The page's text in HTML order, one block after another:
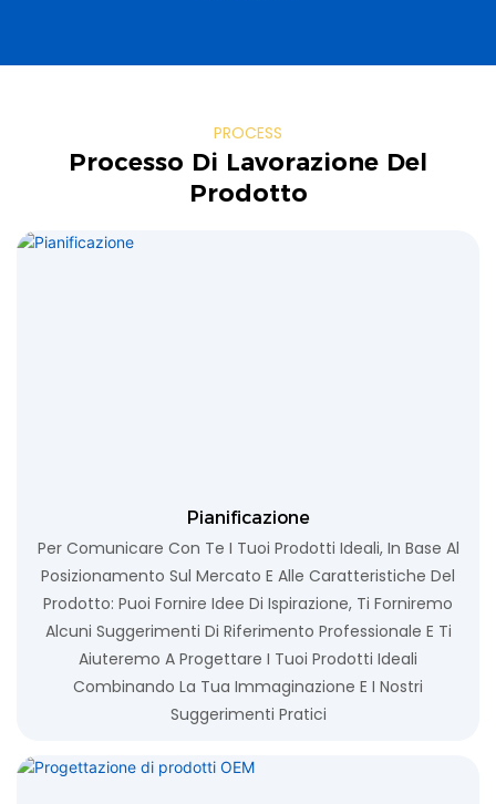
PROCESS
Processo Di Lavorazione Del
Prodotto
Pianificazione
Per Comunicare Con Te I Tuoi Prodotti Ideali, In Base Al
Posizionamento Sul Mercato E Alle Caratteristiche Del
Prodotto: Puoi Fornire Idee Di Ispirazione, Ti Forniremo
Alcuni Suggerimenti Di Riferimento Professionale E Ti
Aiuteremo A Progettare I Tuoi Prodotti Ideali
Combinando La Tua Immaginazione E I Nostri
Suggerimenti Pratici